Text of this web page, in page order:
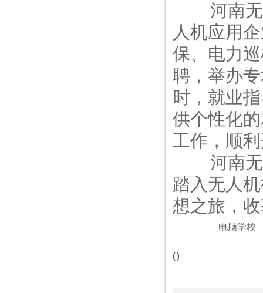
河南无人
人机应用
保、电力
聘，举办
时，就业
供个性化
工作，顺
河南无人
踏入无人
想之旅，
电脑学校
0